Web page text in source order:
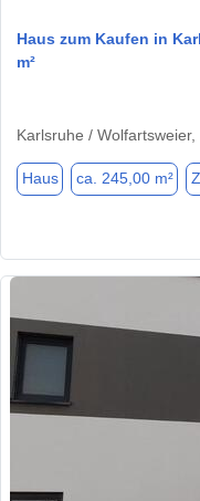
Haus zum Kaufen in
m²
Karlsruhe / Wolfartsweier,
Haus ca. 245,00 m²